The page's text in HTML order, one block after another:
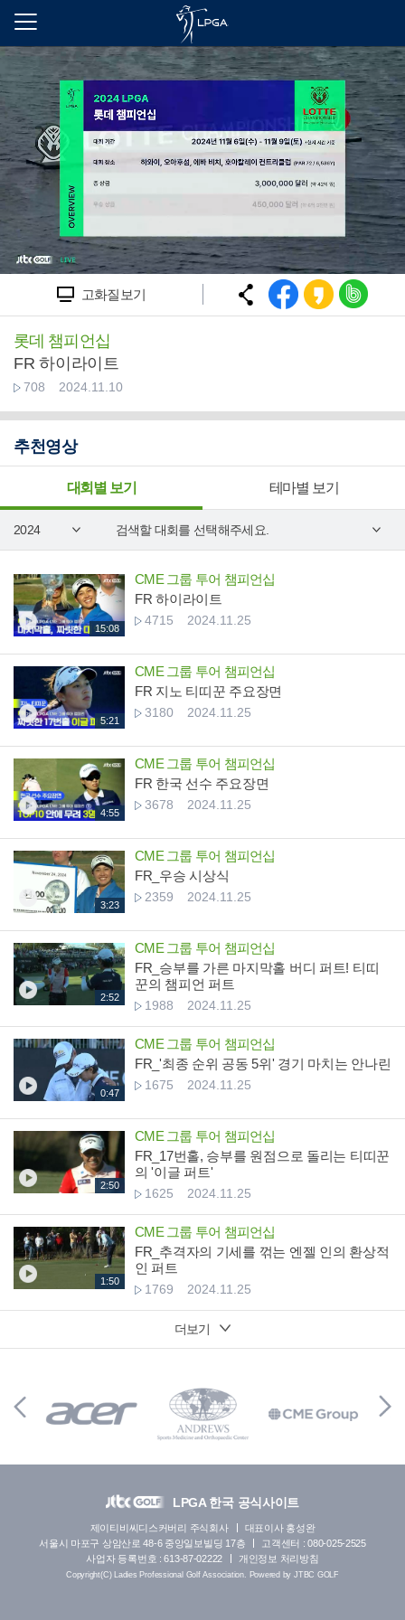
본
바
로
가
고화질보기
롯데 챔피언십
FR 하이라이트
708 2024.11.10
추천영상
대회별 보기 테마별 보기
15:08
CME 그룹 투어 챔피언십
FR 하이라이트
4715 2024.11.25
5:21
CME 그룹 투어 챔피언십
FR 지노 티띠꾼 주요장면
3180 2024.11.25
4:55
CME 그룹 투어 챔피언십
FR 한국 선수 주요장면
3678 2024.11.25
3:23
CME 그룹 투어 챔피언십
FR_우승 시상식
2359 2024.11.25
2:52
CME 그룹 투어 챔피언십
FR_승부를 가른 마지막홀 버디 퍼트! 티띠
꾼의 챔피언 퍼트
1988 2024.11.25
0:47
CME 그룹 투어 챔피언십
FR_'최종 순위 공동 5위' 경기 마치는 안나린
1675 2024.11.25
2:50
CME 그룹 투어 챔피언십
FR_17번홀, 승부를 원점으로 돌리는 티띠꾼
의 '이글 퍼트'
1625 2024.11.25
1:50
CME 그룹 투어 챔피언십
FR_추격자의 기세를 꺾는 엔젤 인의 환상적
인 퍼트
1769 2024.11.25
더보기
LPGA 한국 공식사이트
제이티비씨디스커버리 주식회사
대표이사 홍성완
서울시 마포구 상암산로 48-6 중앙일보빌딩 17층
고객센터 : 080-025-2525
사업자 등록번호 : 613-87-02222
개인정보 처리방침
Copyright(C) Ladies Professional Golf Association. Powered by JTBC GOLF